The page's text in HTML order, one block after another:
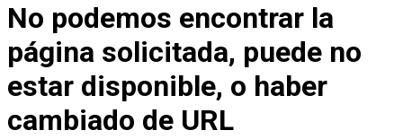
No podemos encontrar la
página solicitada, puede no
estar disponible, o haber
cambiado de URL